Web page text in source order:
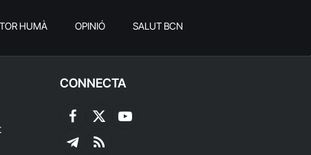
HUMÀ OPINIÓ SALUT BCN
CONNECTA
Facebook
X
(Twitter)
YouTube
TelegramRSS